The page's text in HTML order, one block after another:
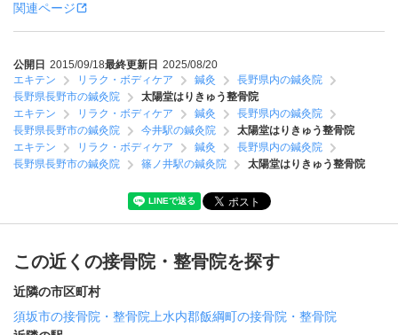
関連ページ
公開日 2015/09/18最終更新日 2025/08/20
エキテン
リラク・ボディケア 鍼灸
長野県内の鍼灸院
長野県長野市の鍼灸院
太陽堂はりきゅう整骨院
エキテン
リラク・ボディケア 鍼灸
長野県内の鍼灸院
長野県長野市の鍼灸院
今井駅の鍼灸院
太陽堂はりきゅう整骨院
エキテン
リラク・ボディケア 鍼灸
長野県内の鍼灸院
長野県長野市の鍼灸院
篠ノ井駅の鍼灸院 太陽堂はりきゅう整骨院
この近くの接骨院・整骨院を探す
近隣の市区町村
須坂市の接骨院・整骨院 上水内郡飯綱町の接骨院・整骨院